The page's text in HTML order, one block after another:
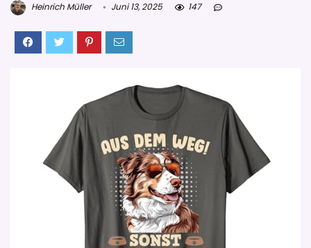
Heinrich Müller Juni 13, 2025 147